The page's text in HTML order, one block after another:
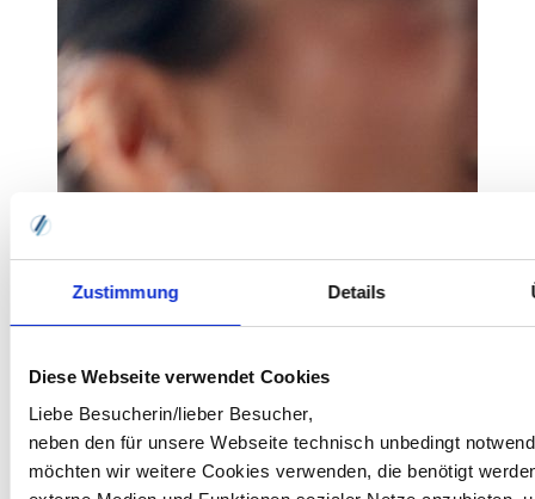
Zustimmung Details
Diese Webseite verwendet Cookies
Liebe Besucherin/lieber Besucher,
neben den für unsere Webseite technisch unbedingt
möchten wir weitere Cookies verwenden, die benötigt